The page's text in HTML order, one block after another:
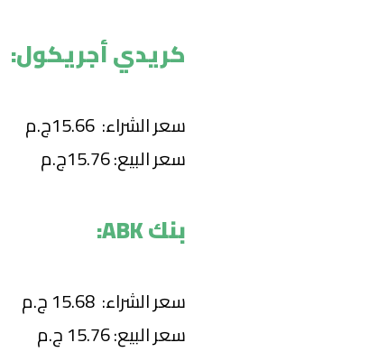
كريدي أجريكول:
سعر الشراء: 15.66ج.م
سعر البيع: 15.76ج.م
بنك ABK:
سعر الشراء: 15.68 ج.م
سعر البيع: 15.76 ج.م